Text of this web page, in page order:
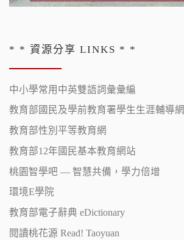
* * 資源分享 LINKS * *
中小學常用中英雙語詞彙彙編
教育部國民及學前教育署學生生涯輔導網
教育部性別平等教育網
教育部12年國民基本教育網站
桃園智學吧 — 智慧共備，學力倍增
環境E學院
教育部電子辭典 eDictionary
閱讀桃花源 Read! Taoyuan